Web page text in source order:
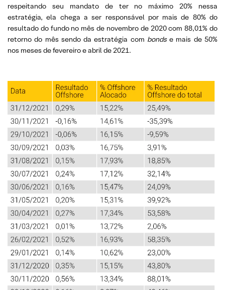
respeitando seu mandato de ter no máximo 20% nessa
estratégia, ela chega a ser responsável por mais de 80% do
resultado do fundo no mês de novembro de 2020 com 88,01% do
retorno do mês sendo da estratégia com bondse mais de 50%
nos meses de fevereiro e abril de 2021.